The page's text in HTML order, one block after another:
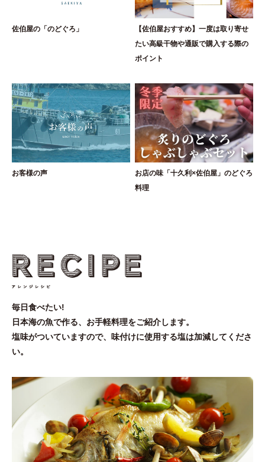
佐伯屋の「のどぐろ」
【佐伯屋おすすめ】一度は取り寄せ
たい高級干物や通販で購入する際の
ポイント
お客様の声
お店の味「十久利×佐伯屋」のどぐろ
料理
毎日食べたい!
日本海の魚で作る、お手軽料理をご紹介します。
塩味がついていますので、味付けに使用する塩は加減してくださ
い。